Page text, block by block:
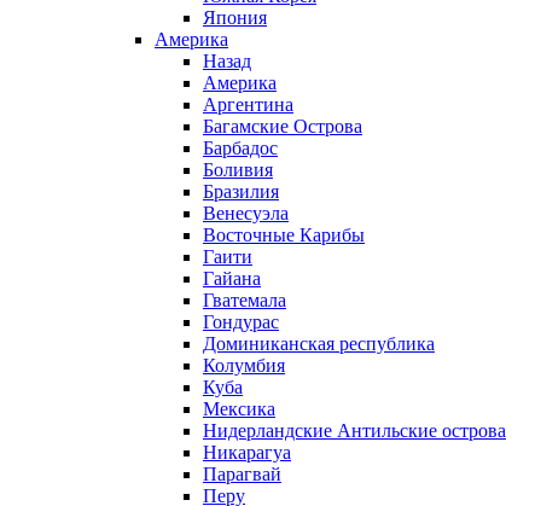
Япония
Америка
Назад
Америка
Аргентина
Багамские Острова
Барбадос
Боливия
Бразилия
Венесуэла
Восточные Карибы
Гаити
Гайана
Гватемала
Гондурас
Доминиканская республика
Колумбия
Куба
Мексика
Нидерландские Антильские острова
Никарагуа
Парагвай
Перу